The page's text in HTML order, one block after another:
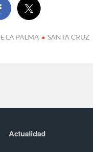
LA PALMA
SANTA CRUZ
Actualidad